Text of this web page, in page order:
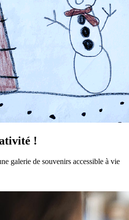
!
galerie de souvenirs accessible à vie